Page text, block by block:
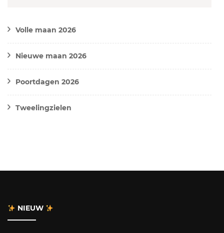
Volle maan 2026
Nieuwe maan 2026
Poortdagen 2026
Tweelingzielen
NIEUW